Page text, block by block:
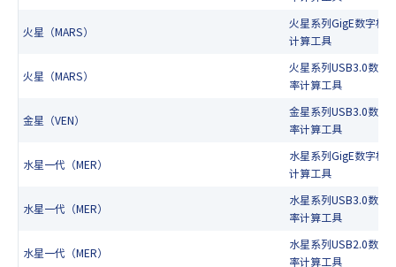
火星（MARS）
火星系列GigE数字相
计算工具
火星（MARS）
火星系列USB3.0数字
率计算工具
金星（VEN）
金星系列USB3.0数字
率计算工具
水星一代（MER）
水星系列GigE数字相
计算工具
水星一代（MER）
水星系列USB3.0数字
率计算工具
水星一代（MER）
水星系列USB2.0数字
率计算工具